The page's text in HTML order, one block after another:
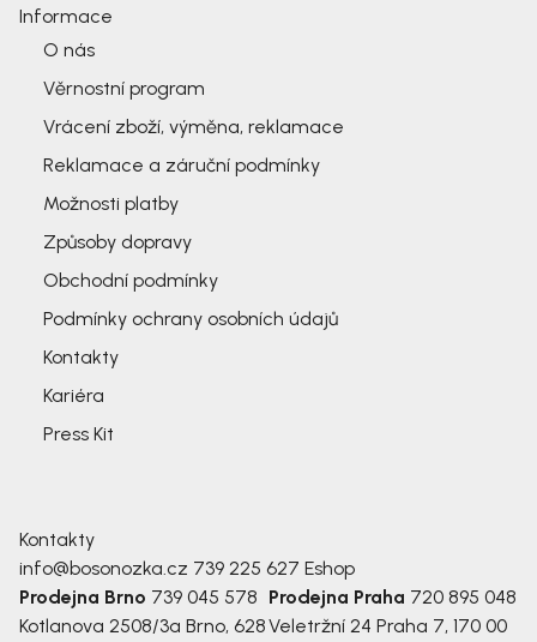
Informace
O nás
Věrnostní program
Vrácení zboží, výměna, reklamace
Reklamace a záruční podmínky
Možnosti platby
Způsoby dopravy
Obchodní podmínky
Podmínky ochrany osobních údajů
Kontakty
Kariéra
Press Kit
Kontakty
info@bosonozka.cz 739 225 627 Eshop
Prodejna Brno 739 045 578
Kotlanova 2508/3a Brno, 628
Prodejna Praha 720 895 048
Veletržní 24 Praha 7, 170 00